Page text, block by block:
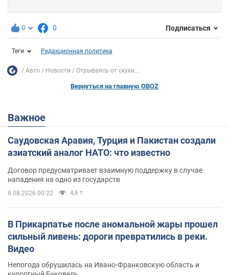
0 0 Подписаться
Теги Редакционная политика
Авто Новости Отрываясь от скуки...
Вернуться на главную OBOZ
Важное
Саудовская Аравия, Турция и Пакистан создали
азиатский аналог НАТО: что известно
Договор предусматривает взаимную поддержку в случае
нападения на одно из государств
8.08.2026 00:22 4,6 т.
В Прикарпатье после аномальной жары прошел
сильный ливень: дороги превратились в реки.
Видео
Непогода обрушилась на Ивано-Франковскую область и